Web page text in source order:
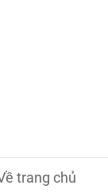
trang chủ